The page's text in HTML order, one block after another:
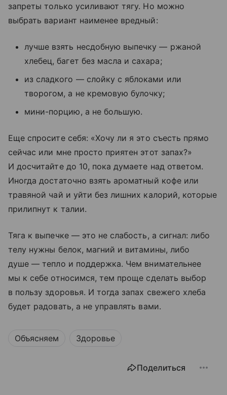
запреты только усиливают тягу. Но можно
выбрать вариант наименее вредный:
лучше взять несдобную выпечку — ржаной
хлебец, багет без масла и сахара;
из сладкого — слойку с яблоками или
творогом, а не кремовую булочку;
мини-порцию, а не большую.
Еще спросите себя: «Хочу ли я это съесть прямо
сейчас или мне просто приятен этот запах?»
И досчитайте до 10, пока думаете над ответом.
Иногда достаточно взять ароматный кофе или
травяной чай и уйти без лишних калорий, которые
прилипнут к талии.
Тяга к выпечке — это не слабость, а сигнал: либо
телу нужны белок, магний и витамины, либо
душе — тепло и поддержка. Чем внимательнее
мы к себе относимся, тем проще сделать выбор
в пользу здоровья. И тогда запах свежего хлеба
будет радовать, а не управлять вами.
Объясняем Здоровье
Поделиться